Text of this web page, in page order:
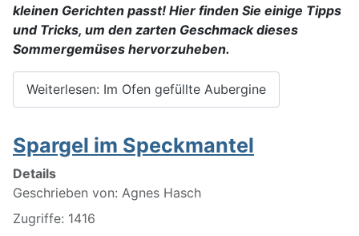
kleinen Gerichten passt! Hier finden Sie einige Tipps
und Tricks, um den zarten Geschmack dieses
Sommergemüses hervorzuheben.
Weiterlesen: Im Ofen gefüllte Aubergine
Spargel im Speckmantel
Details
Geschrieben von: Agnes Hasch
Zugriffe: 1416